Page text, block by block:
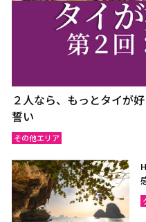
２人なら、もっとタイが
誓い
その他エリア